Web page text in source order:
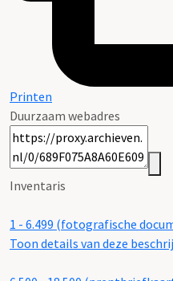
Printen
Duurzaam webadres
Inventaris
1 - 6.499 (fotografische
Toon details van deze